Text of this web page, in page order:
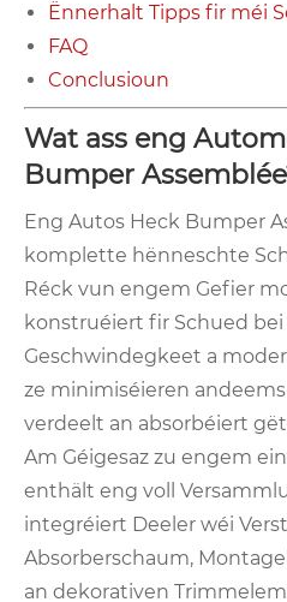
Ënnerhalt Tipps fir méi
FAQ
Conclusioun
Wat ass eng
Bumper
Eng Autos Heck Bumper
komplette hënneschte
Réck vun engem Gefier
konstruéiert fir Schued
Geschwindegkeet a
ze minimiséieren
verdeelt an absorbéiert
Am Géigesaz zu engem
enthält eng voll
integréiert Deeler wéi
Absorberschaum,
an dekorativen